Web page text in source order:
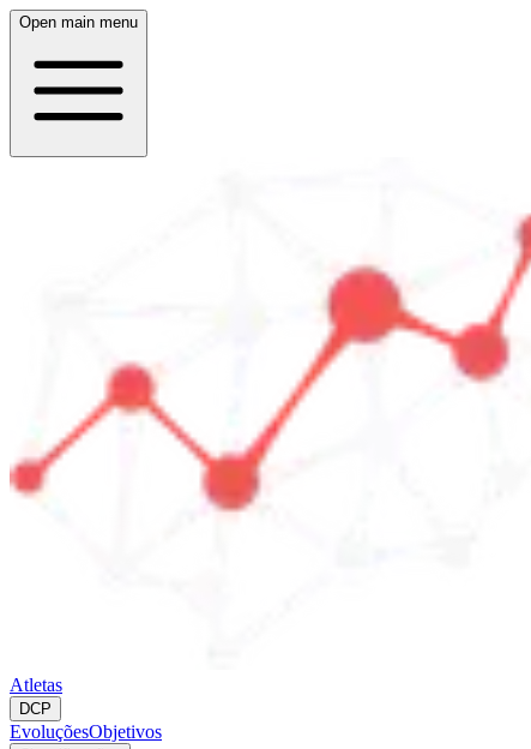
Open main menu
Atletas
DCP
EvoluçõesObjetivos